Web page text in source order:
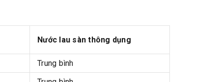
Nước lau sàn thông dụng
Trung bình